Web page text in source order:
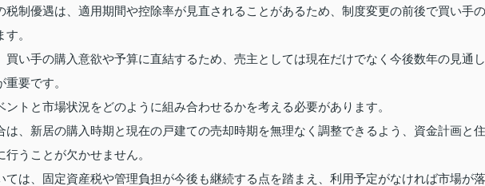
税制優遇は、適用期間や控除率が見直されることがあるため、制度変更の前後で買い手の
。
買い手の購入意欲や予算に直結するため、売主としては現在だけでなく今後数年の見通し
要です。
トと市場状況をどのように組み合わせるかを考える必要があります。
は、新居の購入時期と現在の戸建ての売却時期を無理なく調整できるよう、資金計画と住
うことが欠かせません。
ては、固定資産税や管理負担が今後も継続する点を踏まえ、利用予定がなければ市場が落